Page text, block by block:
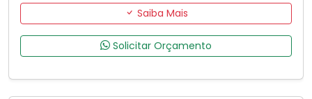
Saiba Mais
Solicitar Orçamento